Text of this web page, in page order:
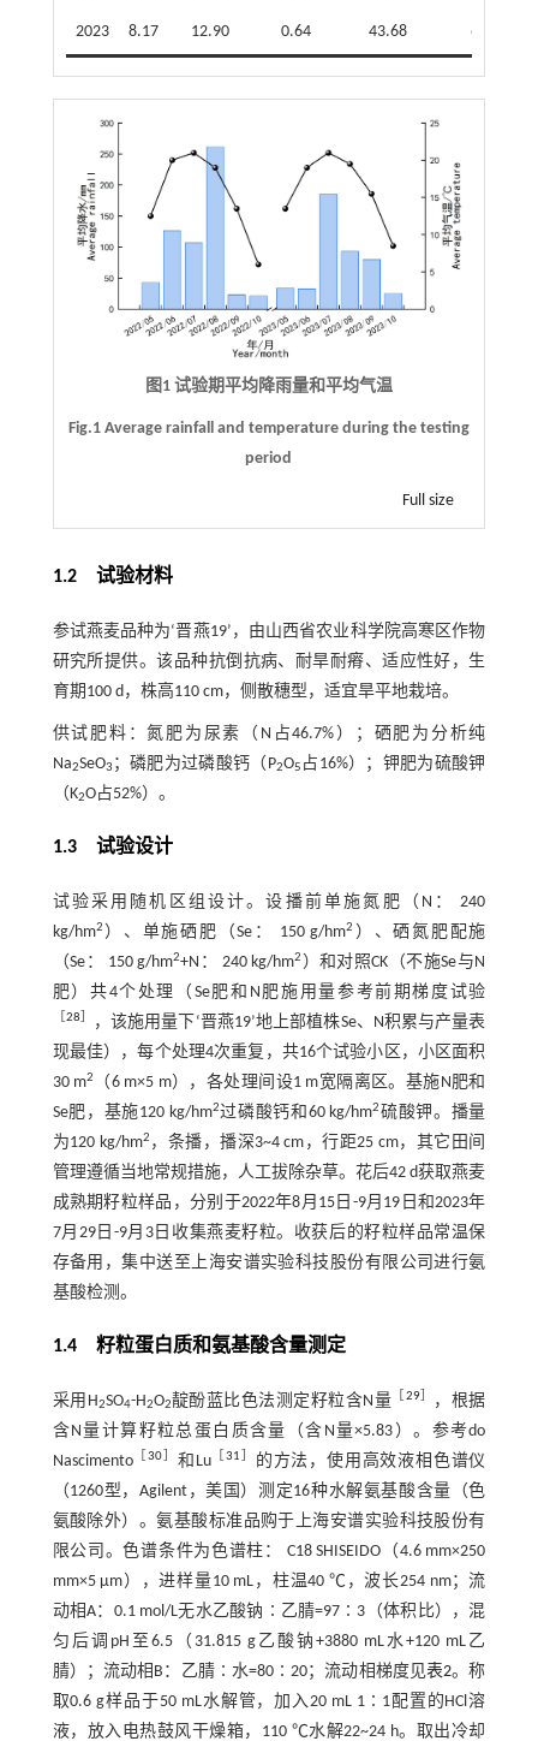
2023 8.17 12.90 0.64 43.68 6.58
图1 试验期平均降雨量和平均气温
Fig.1 Average rainfall and temperature during the testing
period
Full size
1.2 试验材料
参试燕麦品种为‘晋燕19’，由山西省农业科学院高寒区作物
研究所提供。该品种抗倒抗病、耐旱耐瘠、适应性好，生
育期100 d，株高110 cm，侧散穗型，适宜旱平地栽培。
供试肥料：氮肥为尿素（N占46.7%）；硒肥为分析纯
Na2SeO3 ；磷肥为过磷酸钙（P2O5 占16%）；钾肥为硫酸钾
（K2O占52%）。
1.3 试验设计
试验采用随机区组设计。设播前单施氮肥（N： 240
kg/hm2 ）、单施硒肥（Se： 150 g/hm2 ）、硒氮肥配施
（Se： 150 g/hm2+N： 240 kg/hm2 ）和对照CK（不施Se与N
肥）共4个处理（Se肥和N肥施用量参考前期梯度试验
28
，该施用量下‘晋燕19’地上部植株Se、N积累与产量表
现最佳），每个处理4次重复，共16个试验小区，小区面积
30 m2
（6 m×5 m），各处理间设1 m宽隔离区。基施N肥和
Se肥，基施120 kg/hm2过磷酸钙和60 kg/hm2硫酸钾。播量
为120 kg/hm2 ，条播，播深3~4 cm，行距25 cm，其它田间
管理遵循当地常规措施，人工拔除杂草。花后42 d获取燕麦
成熟期籽粒样品，分别于2022年8月15日-9月19日和2023年
7月29日-9月3日收集燕麦籽粒。收获后的籽粒样品常温保
存备用，集中送至上海安谱实验科技股份有限公司进行氨
基酸检测。
1.4 籽粒蛋白质和氨基酸含量测定
采用H2SO4-H2O2靛酚蓝比色法测定籽粒含N量 29］
，根据
含N量计算籽粒总蛋白质含量（含N量×5.83）。参考do
Nascimento［30 和Lu［31
的方法，使用高效液相色谱仪
（1260型，Agilent，美国）测定16种水解氨基酸含量（色
氨酸除外）。氨基酸标准品购于上海安谱实验科技股份有
限公司。色谱条件为色谱柱： C18 SHISEIDO（4.6 mm×250
mm×5 μm），进样量10 mL，柱温40 ℃，波长254 nm；流
动相A：0.1 mol/L无水乙酸钠∶乙腈=97∶3（体积比），混
匀后调pH至6.5（31.815 g乙酸钠+3880 mL水+120 mL乙
腈）；流动相B：乙腈∶水=80∶20；流动相梯度见表2。称
取0.6 g样品于50 mL水解管，加入20 mL 1∶1配置的HCl溶
液，放入电热鼓风干燥箱，110 ℃水解22~24 h。取出冷却